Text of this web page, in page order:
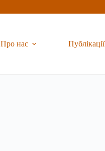
Про нас Публікації